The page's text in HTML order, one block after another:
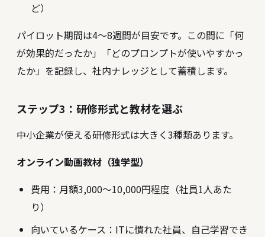
ど）
パイロット期間は4〜8週間が目安です。この間に「何
が効果的だったか」「どのプロンプトが使いやすかっ
たか」を記録し、社内ナレッジとして蓄積します。
ステップ3：研修形式と教材を選ぶ
中小企業が使える研修形式は大きく3種類あります。
オンライン動画教材（独学型）
費用：月額3,000〜10,000円程度（社員1人あた
り）
向いているケース：ITに慣れた社員、自己学習でき